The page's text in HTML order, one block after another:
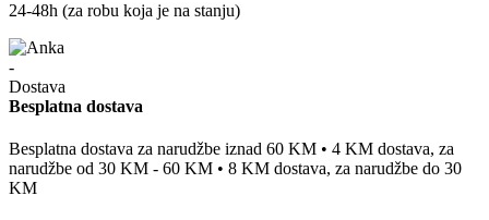
24-48h (za robu koja je na stanju)
Besplatna dostava
Besplatna dostava za narudžbe iznad 60 KM • 4 KM dostava, za
narudžbe od 30 KM - 60 KM • 8 KM dostava, za narudžbe do 30
KM